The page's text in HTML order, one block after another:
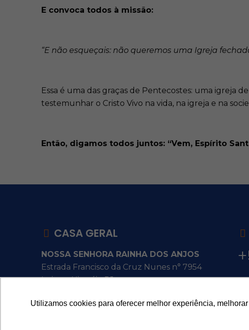
Utilizamos cookies para oferecer melhor experiência,
E convoca todos à missão:
“E não esqueçais: não queremos uma Igreja
Essa é uma das graças de Pentecostes: uma igreja
testemunhar o Cristo Vivo na vida, na igreja e na
Então, digamos todos juntos: “Vem, Espírito
CASA GERAL
NOSSA SENHORA RAINHA DOS ANJOS
Estrada Francisco da Cruz Nunes n° 7954
Itaipu - Niterói - RJ